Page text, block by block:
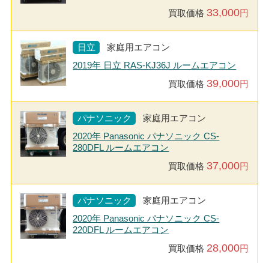
買取価格 33,000円
日立
家庭用エアコン
2019年 日立 RAS-KJ36J ルームエアコン
買取価格 39,000円
パナソニック
家庭用エアコン
2020年 Panasonic パナソニック CS-
280DFL ルームエアコン
買取価格 37,000円
パナソニック
家庭用エアコン
2020年 Panasonic パナソニック CS-
220DFL ルームエアコン
買取価格 28,000円